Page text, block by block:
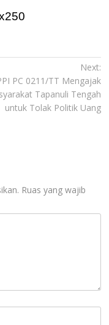
Next:
PC 0211/TT Mengajak
Tapanuli Tengah
untuk Tolak Politik Uang
Ruas yang wajib